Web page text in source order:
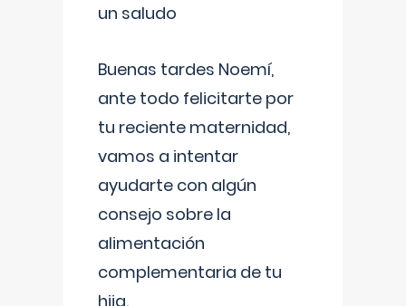
un saludo
Buenas tardes Noemí,
ante todo felicitarte por
tu reciente maternidad,
vamos a intentar
ayudarte con algún
consejo sobre la
alimentación
complementaria de tu
hija.